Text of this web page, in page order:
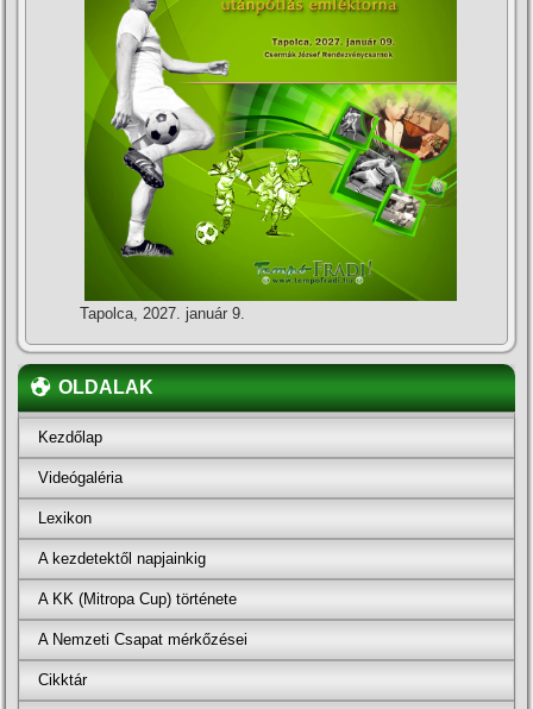
Tapolca, 2027. január 9.
OLDALAK
Kezdőlap
Videógaléria
Lexikon
A kezdetektől napjainkig
A KK (Mitropa Cup) története
A Nemzeti Csapat mérkőzései
Cikktár